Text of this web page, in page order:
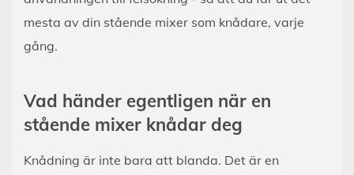
mesta av din stående mixer som knådare, varje
gång.
Vad händer egentligen när en
stående mixer knådar deg
Knådning är inte bara att blanda. Det är en